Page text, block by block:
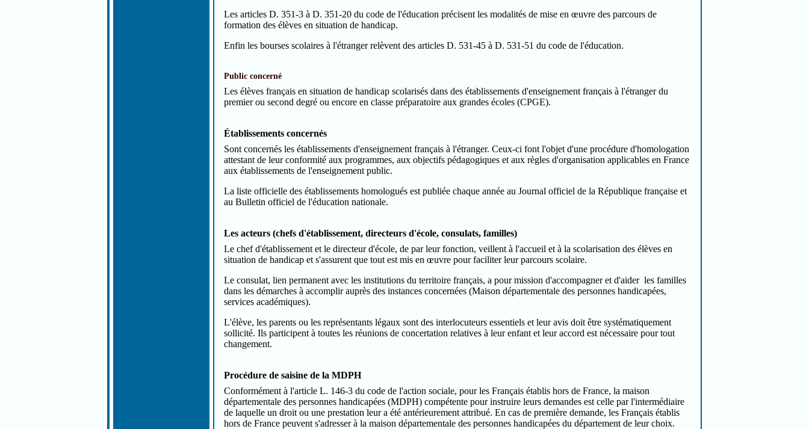
Les articles D. 351-3 à D. 351-20 du code de l'éducation précisent les modalités de mise en œuvre des parcours de
formation des élèves en situation de handicap.
Enfin les bourses scolaires à l'étranger relèvent des articles D. 531-45 à D. 531-51 du code de l'éducation.
Public concerné
Les élèves français en situation de handicap scolarisés dans des établissements d'enseignement français à l'étranger du
premier ou second degré ou encore en classe préparatoire aux grandes écoles (CPGE).
Établissements concernés
Sont concernés les établissements d'enseignement français à l'étranger. Ceux-ci font l'objet d'une procédure d'homologation
attestant de leur conformité aux programmes, aux objectifs pédagogiques et aux règles d'organisation applicables en France
aux établissements de l'enseignement public.
La liste officielle des établissements homologués est publiée chaque année au Journal officiel de la République française et
au Bulletin officiel de l'éducation nationale.
Les acteurs (chefs d'établissement, directeurs d'école, consulats, familles)
Le chef d'établissement et le directeur d'école, de par leur fonction, veillent à l'accueil et à la scolarisation des élèves en
situation de handicap et s'assurent que tout est mis en œuvre pour faciliter leur parcours scolaire.
Le consulat, lien permanent avec les institutions du territoire français, a pour mission d'accompagner et d'aider les familles
dans les démarches à accomplir auprès des instances concernées (Maison départementale des personnes handicapées,
services académiques).
L'élève, les parents ou les représentants légaux sont des interlocuteurs essentiels et leur avis doit être systématiquement
sollicité. Ils participent à toutes les réunions de concertation relatives à leur enfant et leur accord est nécessaire pour tout
changement.
Procédure de saisine de la MDPH
Conformément à l'article L. 146-3 du code de l'action sociale, pour les Français établis hors de France, la maison
départementale des personnes handicapées (MDPH) compétente pour instruire leurs demandes est celle par l'intermédiaire
de laquelle un droit ou une prestation leur a été antérieurement attribué. En cas de première demande, les Français établis
hors de France peuvent s'adresser à la maison départementale des personnes handicapées du département de leur choix.